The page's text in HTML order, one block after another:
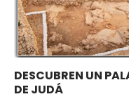
DESCUBREN UN
DE JUDÁ